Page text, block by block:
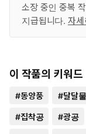
소장 중인 중복
지급됩니다. 자
이 작품의 키워드
#동양풍 #달달물
#집착공 #광공